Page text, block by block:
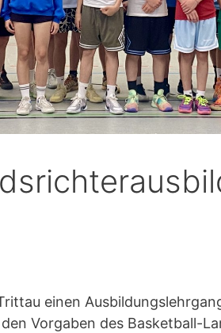
einen
Vorgaben des Basketball-